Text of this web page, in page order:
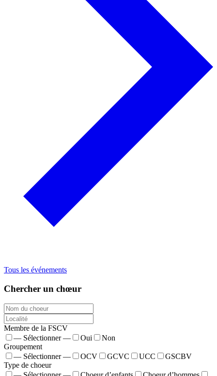
Tous les événements
Chercher un chœur
Membre de la FSCV
— Sélectionner —
Oui
Non
Groupement
— Sélectionner —
OCV GCVC UCC
GSCBV
Type de choeur